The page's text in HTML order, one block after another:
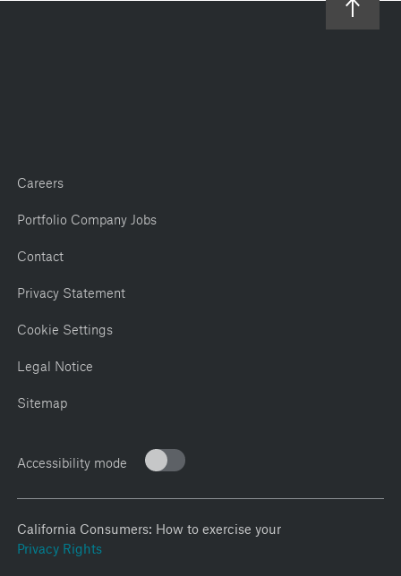
Careers
Portfolio Company Jobs
Contact
Privacy Statement
Cookie Settings
Legal Notice
Sitemap
Accessibility mode
California Consumers: How to exercise your
Privacy Rights